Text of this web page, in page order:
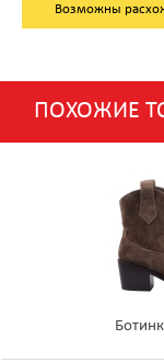
Возможны
ПОХОЖИЕ